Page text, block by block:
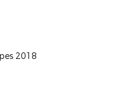
2018